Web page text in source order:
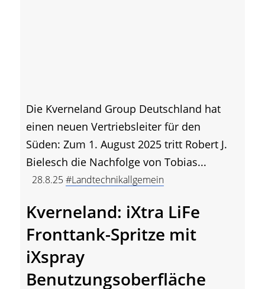
Die Kverneland Group Deutschland hat
einen neuen Vertriebsleiter für den
Süden: Zum 1. August 2025 tritt Robert J.
Bielesch die Nachfolge von Tobias...
28.8.25#Landtechnikallgemein
Kverneland: iXtra LiFe
Fronttank-Spritze mit
iXspray
Benutzungsoberfläche